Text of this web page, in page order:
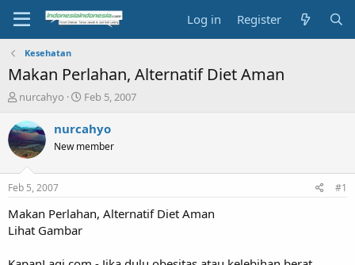
Log in Register
Kesehatan
Makan Perlahan, Alternatif Diet Aman
T
r
e
a
s
t
a
r
t
nurcahyo
S
a
t
e
Feb 5, 2007
nurcahyo
New member
Feb 5, 2007 #1
Makan Perlahan, Alternatif Diet Aman
Lihat Gambar